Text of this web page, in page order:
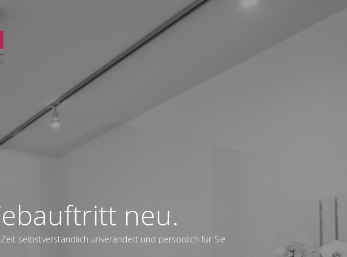
neu.
selbstverständlich unverändert und persönlich für Sie